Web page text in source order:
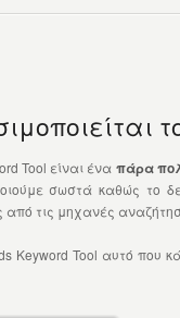
Tool είναι ένα πάρα
σωστά καθώς το
από τις μηχανές
Keyword Tool αυτό που